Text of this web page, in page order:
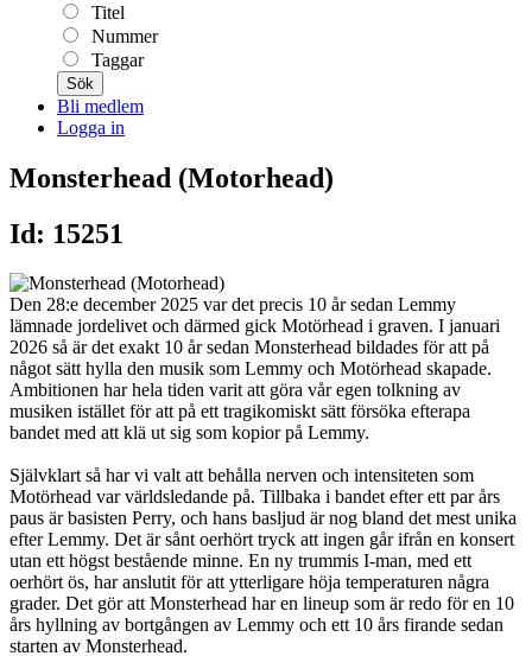
Titel
Nummer
Taggar
Sök
Bli medlem
Logga in
Monsterhead (Motorhead)
Id: 15251
Den 28:e december 2025 var det precis 10 år sedan Lemmy
lämnade jordelivet och därmed gick Motörhead i graven. I januari
2026 så är det exakt 10 år sedan Monsterhead bildades för att på
något sätt hylla den musik som Lemmy och Motörhead skapade.
Ambitionen har hela tiden varit att göra vår egen tolkning av
musiken istället för att på ett tragikomiskt sätt försöka efterapa
bandet med att klä ut sig som kopior på Lemmy.
Självklart så har vi valt att behålla nerven och intensiteten som
Motörhead var världsledande på. Tillbaka i bandet efter ett par års
paus är basisten Perry, och hans basljud är nog bland det mest unika
efter Lemmy. Det är sånt oerhört tryck att ingen går ifrån en konsert
utan ett högst bestående minne. En ny trummis I-man, med ett
oerhört ös, har anslutit för att ytterligare höja temperaturen några
grader. Det gör att Monsterhead har en lineup som är redo för en 10
års hyllning av bortgången av Lemmy och ett 10 års firande sedan
starten av Monsterhead.